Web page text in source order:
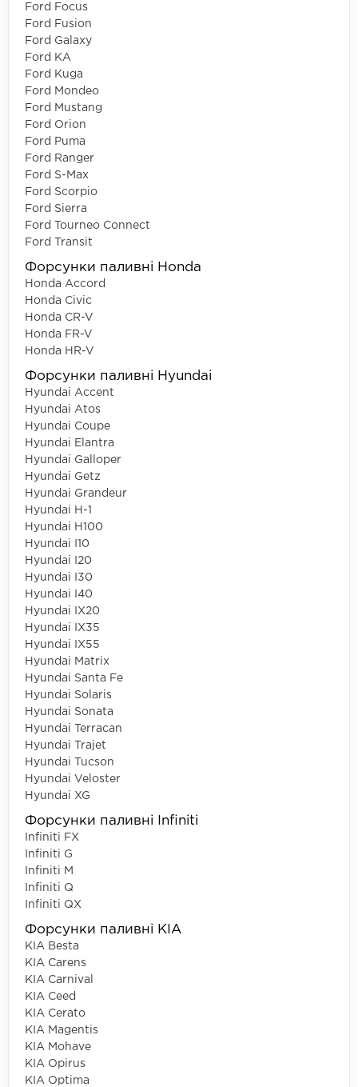
Ford Focus
Ford Fusion
Ford Galaxy
Ford KA
Ford Kuga
Ford Mondeo
Ford Mustang
Ford Orion
Ford Puma
Ford Ranger
Ford S-Max
Ford Scorpio
Ford Sierra
Ford Tourneo Connect
Ford Transit
Форсунки паливні Honda
Honda Accord
Honda Civic
Honda CR-V
Honda FR-V
Honda HR-V
Форсунки паливні Hyundai
Hyundai Accent
Hyundai Atos
Hyundai Coupe
Hyundai Elantra
Hyundai Galloper
Hyundai Getz
Hyundai Grandeur
Hyundai H-1
Hyundai H100
Hyundai I10
Hyundai I20
Hyundai I30
Hyundai I40
Hyundai IX20
Hyundai IX35
Hyundai IX55
Hyundai Matrix
Hyundai Santa Fe
Hyundai Solaris
Hyundai Sonata
Hyundai Terracan
Hyundai Trajet
Hyundai Tucson
Hyundai Veloster
Hyundai XG
Форсунки паливні Infiniti
Infiniti FX
Infiniti G
Infiniti M
Infiniti Q
Infiniti QX
Форсунки паливні KIA
KIA Besta
KIA Carens
KIA Carnival
KIA Ceed
KIA Cerato
KIA Magentis
KIA Mohave
KIA Opirus
KIA Optima